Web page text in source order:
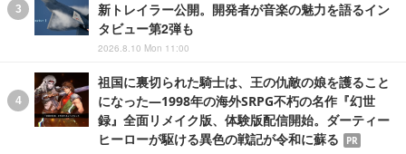
新トレイラー公開。開発者が音楽の魅力を語るイン
タビュー第2弾も
2026.8.10 Mon 11:00
祖国に裏切られた騎士は、王の仇敵の娘を護ること
になった―1998年の海外SRPG不朽の名作『幻世
録』全面リメイク版、体験版配信開始。ダーティー
ヒーローが駆ける異色の戦記が令和に蘇る
PR